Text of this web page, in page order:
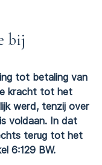
bij
tot betaling van
kracht tot het
werd, tenzij over
voldaan. In dat
terug tot het
6:129 BW.